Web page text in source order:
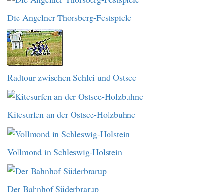
Die Angelner Thorsberg-Festspiele
Radtour zwischen Schlei und Ostsee
Kitesurfen an der Ostsee-Holzbuhne
Vollmond in Schleswig-Holstein
Der Bahnhof Süderbrarup